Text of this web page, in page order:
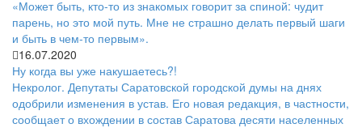
«Может быть, кто-то из знакомых говорит за спиной: чудит
парень, но это мой путь. Мне не страшно делать первый шаги
и быть в чем-то первым».
16.07.2020
Ну когда вы уже накушаетесь?!
Некролог. Депутаты Саратовской городской думы на днях
одобрили изменения в устав. Его новая редакция, в частности,
сообщает о вхождении в состав Саратова десяти населенных